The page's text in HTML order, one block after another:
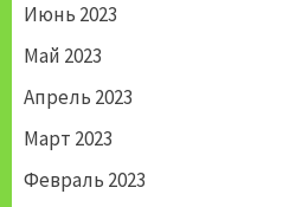
Июнь 2023
Май 2023
Апрель 2023
Март 2023
Февраль 2023